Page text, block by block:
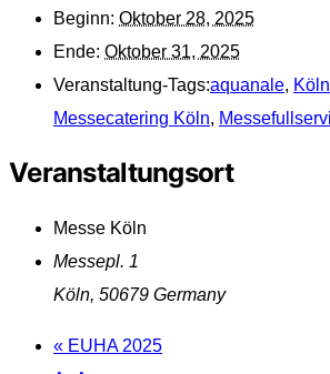
Beginn: Oktober 28, 2025
Ende: Oktober 31, 2025
Veranstaltung-Tags:aquanale, Köln
Messecatering Köln,
Veranstaltungsort
Messe Köln
Messepl. 1
Köln, 50679 Germany
« EUHA 2025